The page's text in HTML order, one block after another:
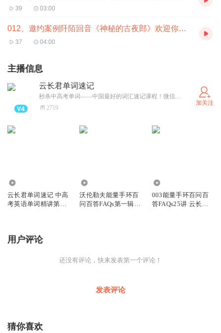
39 03:00
012、邀约案例阡陌回音《神秘的古夜郎》欢迎你到石阡来！云长君甄选卫康沃伦勒夫
37 04:00
主播信息
云长君单词速记
秒杀中高考单词——中国最好的词汇速记课程！微信公众号：YSYSPM
2719
加关注
云长君单词速记 中高
考英语单词精讲第01
沃伦勒夫能量手环百
问百答FAQs第一辑40
003能量手环百问百
答FAQs25讲 云长君
用户评论
还没有评论，快来发表第一个评论！
发表评论
猜你喜欢